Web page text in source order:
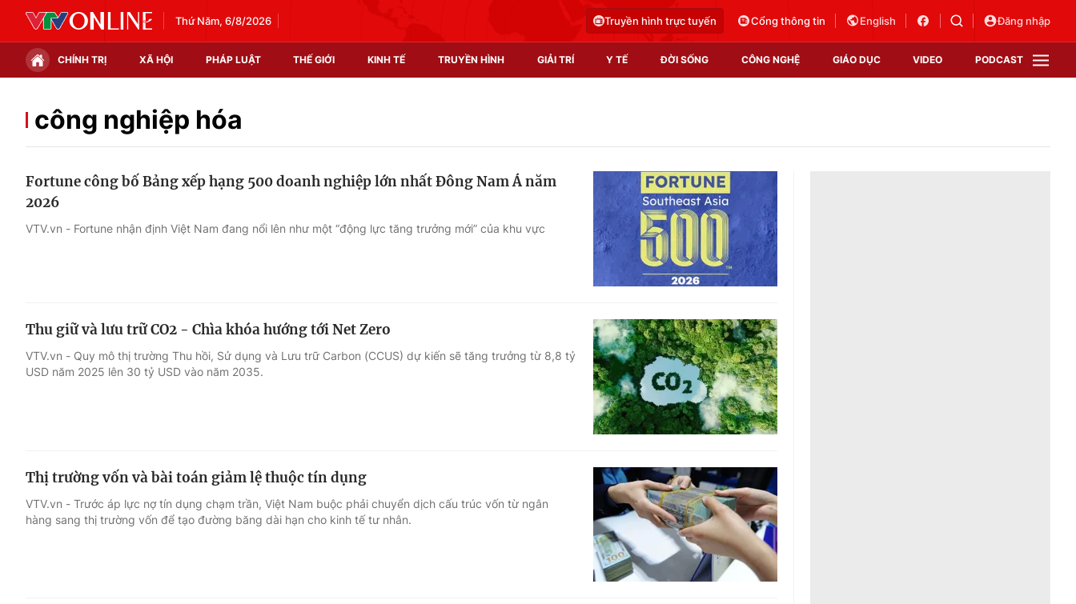
Thứ Năm, 6/8/2026 Truyền hình trực tuyến Cổng thông tin English Đăng nhập
CHÍNH TRỊ XÃ HỘI PHÁP LUẬT THẾ GIỚI KINH TẾ TRUYỀN HÌNH GIẢI TRÍ Y TẾ ĐỜI SỐNG CÔNG NGHỆ GIÁO DỤC VIDEO PODCAST
Chính trị Xã hội
Tin tức
Thế giới đó đây
Thị trường
Hậu trường
Video
Shorts video
Podcast
EMagazine
Photo
Infographic
Góc ảnh
Điện ảnh
Âm nhạc
Sao
Du lịch
Làm đẹp
Chất lượng cuộc sống
Học trực tuyến
Công nghệ
Hitech Công nghệ tương lai
Sản phẩm
Thị trường
Tư vấn
VTV Sức khoẻ
công nghiệp hóa
Fortune công bố Bảng xếp hạng 500 doanh nghiệp lớn nhất Đông Nam Á năm
2026
VTV.vn - Fortune nhận định Việt Nam đang nổi lên như một “động lực tăng trưởng mới” của khu vực
Thu giữ và lưu trữ CO2 - Chìa khóa hướng tới Net Zero
VTV.vn - Quy mô thị trường Thu hồi, Sử dụng và Lưu trữ Carbon (CCUS) dự kiến sẽ tăng trưởng từ 8,8 tỷ
USD năm 2025 lên 30 tỷ USD vào năm 2035.
Thị trường vốn và bài toán giảm lệ thuộc tín dụng
VTV.vn - Trước áp lực nợ tín dụng chạm trần, Việt Nam buộc phải chuyển dịch cấu trúc vốn từ ngân
hàng sang thị trường vốn để tạo đường băng dài hạn cho kinh tế tư nhân.